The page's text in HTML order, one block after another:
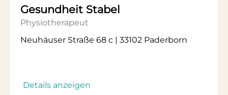
Gesundheit Stabel
Physiotherapeut
Neuhäuser Straße 68 c | 33102 Paderborn
Details anzeigen